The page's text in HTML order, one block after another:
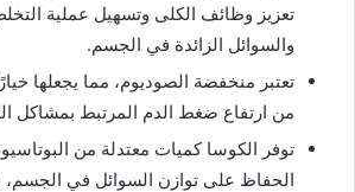
تعزيز وظائف الكلى وتسهيل عملية
والسوائل الزائدة في الجسم.
تعتبر منخفضة الصوديوم، مما يجعلها
من ارتفاع ضغط الدم المرتبط بمشاكل
توفر الكوسا كميات معتدلة من
الحفاظ على توازن السوائل في الجسم،